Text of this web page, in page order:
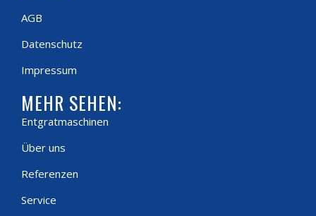
AGB
Datenschutz
Impressum
MEHR SEHEN:
Entgratmaschinen
Über uns
Referenzen
Service